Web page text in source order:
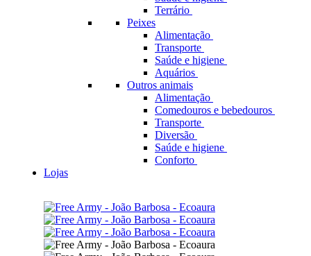
Terrário
Peixes
Alimentação
Transporte
Saúde e higiene
Aquários
Outros animais
Alimentação
Comedouros e bebedouros
Transporte
Diversão
Saúde e higiene
Conforto
Lojas